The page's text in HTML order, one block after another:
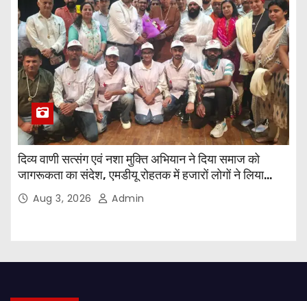
दिव्य वाणी सत्संग एवं नशा मुक्ति अभियान ने दिया समाज को
जागरूकता का संदेश, एमडीयू रोहतक में हजारों लोगों ने लिया
संकल्पAug 3, 2026 Admin